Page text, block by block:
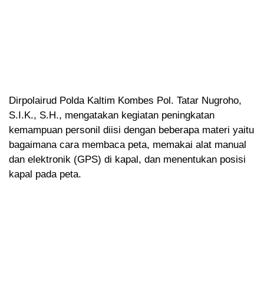
Dirpolairud Polda Kaltim Kombes Pol. Tatar Nugroho,
S.I.K., S.H., mengatakan kegiatan peningkatan
kemampuan personil diisi dengan beberapa materi yaitu
bagaimana cara membaca peta, memakai alat manual
dan elektronik (GPS) di kapal, dan menentukan posisi
kapal pada peta.